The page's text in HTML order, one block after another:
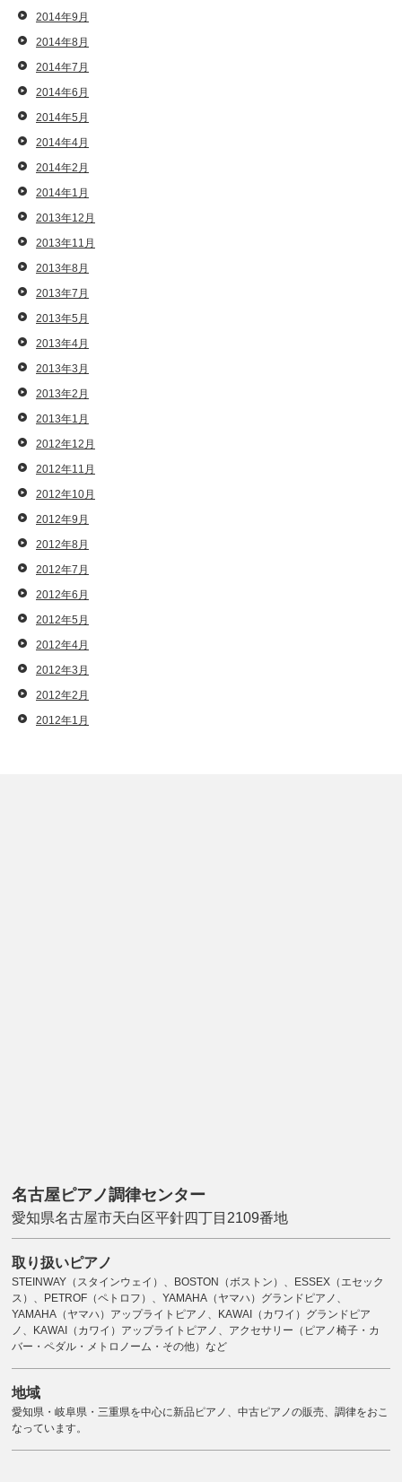
2014年9月
2014年8月
2014年7月
2014年6月
2014年5月
2014年4月
2014年2月
2014年1月
2013年12月
2013年11月
2013年8月
2013年7月
2013年5月
2013年4月
2013年3月
2013年2月
2013年1月
2012年12月
2012年11月
2012年10月
2012年9月
2012年8月
2012年7月
2012年6月
2012年5月
2012年4月
2012年3月
2012年2月
2012年1月
名古屋ピアノ調律センター
愛知県名古屋市天白区平針四丁目2109番地
取り扱いピアノ
STEINWAY（スタインウェイ）、BOSTON（ボストン）、ESSEX（エセック
ス）、PETROF（ペトロフ）、YAMAHA（ヤマハ）グランドピアノ、
YAMAHA（ヤマハ）アップライトピアノ、KAWAI（カワイ）グランドピア
ノ、KAWAI（カワイ）アップライトピアノ、アクセサリー（ピアノ椅子・カ
バー・ペダル・メトロノーム・その他）など
地域
愛知県・岐阜県・三重県を中心に新品ピアノ、中古ピアノの販売、調律をおこ
なっています。